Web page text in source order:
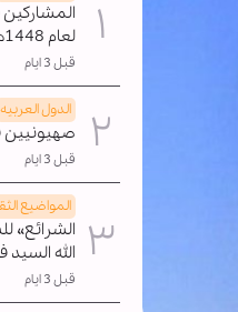
المشاركين
لعام 1448هـ
قبل 3 ايام
الدول العربیه
صهيونيين
قبل 3 ايام
المواضیع
الشرائع»
الله السيد
قبل 3 ايام